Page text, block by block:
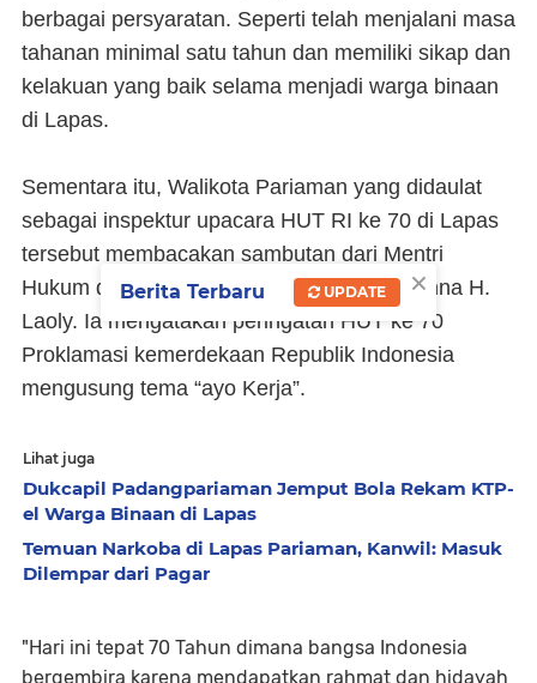
berbagai persyaratan. Seperti telah menjalani masa
tahanan minimal satu tahun dan memiliki sikap dan
kelakuan yang baik selama menjadi warga binaan
di Lapas.
Sementara itu, Walikota Pariaman yang didaulat
sebagai inspektur upacara HUT RI ke 70 di Lapas
tersebut membacakan sambutan dari Mentri
Hukum dan Ham Republik Indonesia Yasonna H.
Laoly. Ia mengatakan peringatan HUT ke 70
Proklamasi kemerdekaan Republik Indonesia
mengusung tema “ayo Kerja”.
Lihat juga
Dukcapil Padangpariaman Jemput Bola Rekam KTP-
el Warga Binaan di Lapas
Temuan Narkoba di Lapas Pariaman, Kanwil: Masuk
Dilempar dari Pagar
"Hari ini tepat 70 Tahun dimana bangsa Indonesia
bergembira karena mendapatkan rahmat dan hidayah
×
Berita Terbaru UPDATE